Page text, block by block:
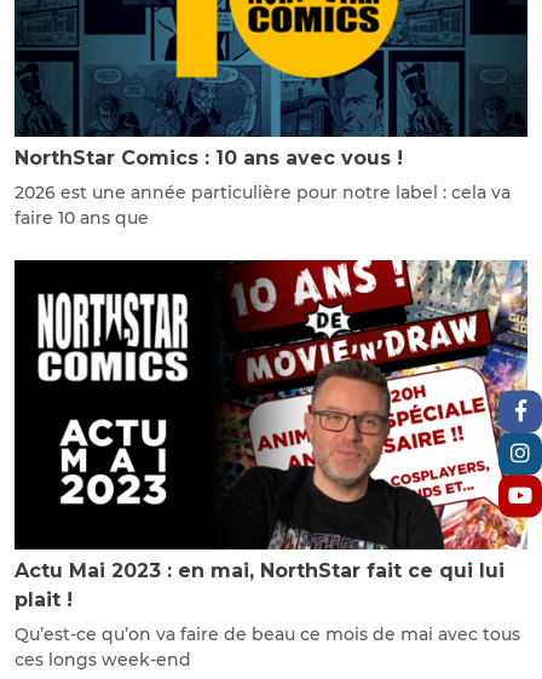
NorthStar Comics : 10 ans avec vous !
2026 est une année particulière pour notre label : cela va
faire 10 ans que
Actu Mai 2023 : en mai, NorthStar fait ce qui lui
plait !
Qu’est-ce qu’on va faire de beau ce mois de mai avec tous
ces longs week-end